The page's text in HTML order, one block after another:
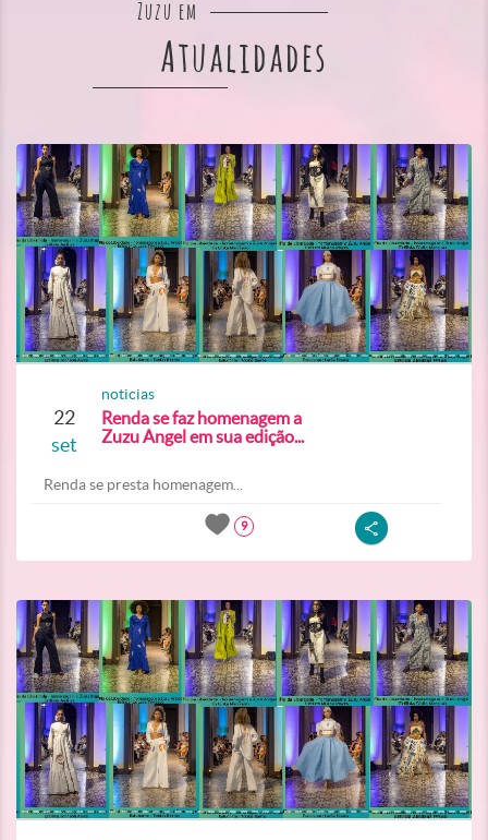
Zuzu em
Atualidades
22
set
noticias
Renda se faz homenagem a
Zuzu Angel em sua edição...
Renda se presta homenagem...
9